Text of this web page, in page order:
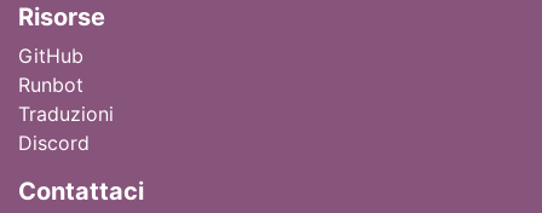
Risorse
GitHub
Runbot
Traduzioni
Discord
Contattaci